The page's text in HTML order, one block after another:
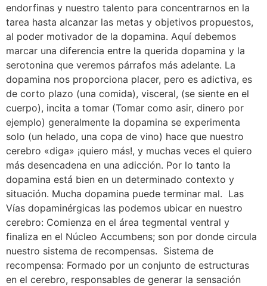
endorfinas y nuestro talento para concentrarnos en la
tarea hasta alcanzar las metas y objetivos propuestos,
al poder motivador de la dopamina. Aquí debemos
marcar una diferencia entre la querida dopamina y la
serotonina que veremos párrafos más adelante. La
dopamina nos proporciona placer, pero es adictiva, es
de corto plazo (una comida), visceral, (se siente en el
cuerpo), incita a tomar (Tomar como asir, dinero por
ejemplo) generalmente la dopamina se experimenta
solo (un helado, una copa de vino) hace que nuestro
cerebro «diga» ¡quiero más!, y muchas veces el quiero
más desencadena en una adicción. Por lo tanto la
dopamina está bien en un determinado contexto y
situación. Mucha dopamina puede terminar mal. Las
Vías dopaminérgicas las podemos ubicar en nuestro
cerebro: Comienza en el área tegmental ventral y
finaliza en el Núcleo Accumbens; son por donde circula
nuestro sistema de recompensas. Sistema de
recompensa: Formado por un conjunto de estructuras
en el cerebro, responsables de generar la sensación